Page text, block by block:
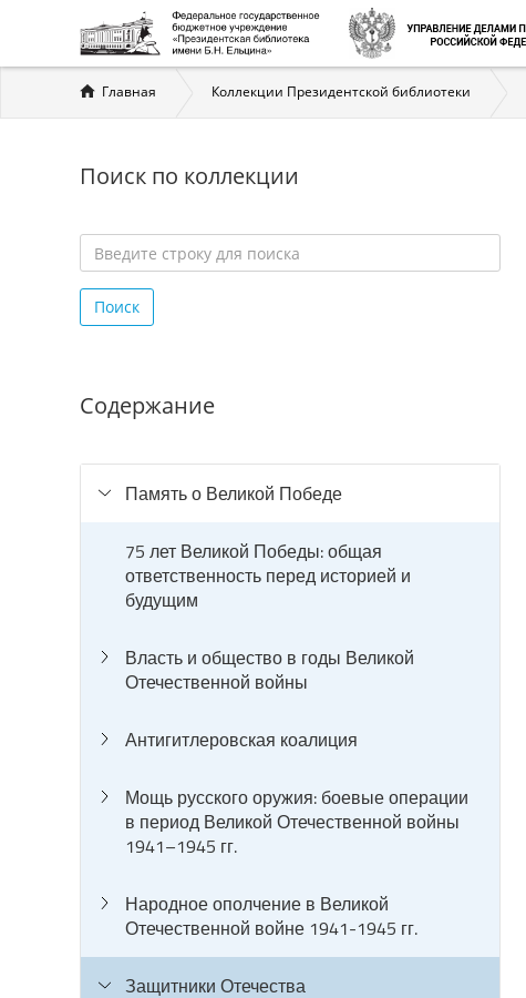
Вы
здесь
Главная Коллекции Президентской библиотеки
Поиск по коллекции
строку
для
Поиск
Содержание
Память о Великой Победе
75 лет Великой Победы: общая
ответственность перед историей и
будущим
Власть и общество в годы Великой
Отечественной войны
Антигитлеровская коалиция
Мощь русского оружия: боевые операции
в период Великой Отечественной войны
1941–1945 гг.
Народное ополчение в Великой
Отечественной войне 1941-1945 гг.
Защитники Отечества